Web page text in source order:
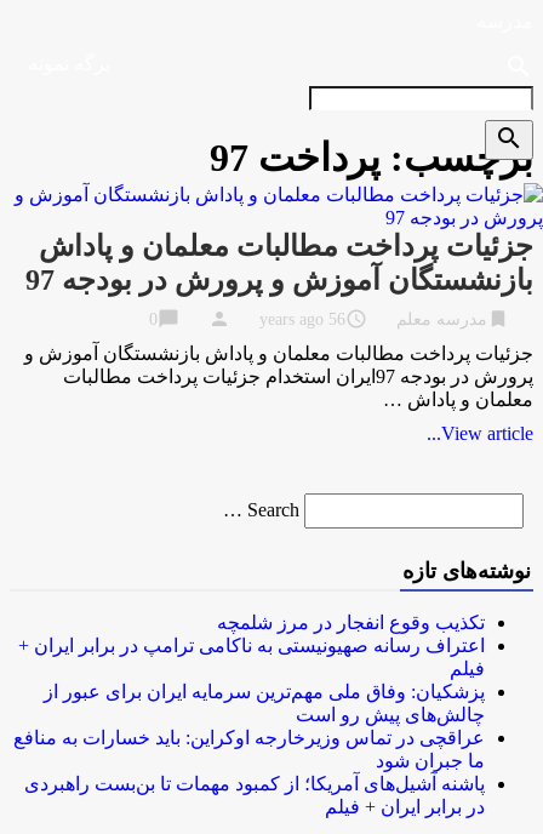
برچسب: پرداخت 97
جزئیات پرداخت مطالبات معلمان و پاداش
بازنشستگان آموزش و پرورش در بودجه 97
مدرسه معلم access_time
56 years ago
person
chat_bubble
جزئیات پرداخت مطالبات معلمان و پاداش بازنشستگان آموزش و
پرورش در بودجه 97ایران استخدام جزئیات پرداخت مطالبات
معلمان و پاداش …
View article...
for
Search …
search
نوشته‌های تازه
تکذیب وقوع انفجار در مرز شلمچه
اعتراف رسانه صهیونیستی به ناکامی ترامپ در برابر ایران +
فیلم
پزشکیان: وفاق ملی مهم‌ترین سرمایه ایران برای عبور از
چالش‌های پیش رو است
عراقچی در تماس وزیرخارجه اوکراین: باید خسارات به منافع
ما جبران شود
پاشنه آشیل‌های آمریکا؛ از کمبود مهمات تا بن‌بست راهبردی
در برابر ایران + فیلم